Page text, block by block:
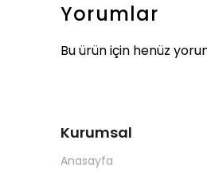
Yorumlar
Bu ürün için henüz
Kurumsal
Anasayfa